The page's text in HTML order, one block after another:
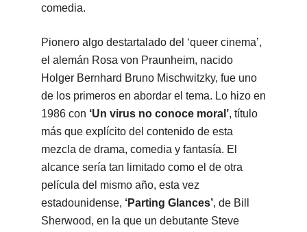
comedia.
Pionero algo destartalado del ‘queer cinema’,
el alemán Rosa von Praunheim, nacido
Holger Bernhard Bruno Mischwitzky, fue uno
de los primeros en abordar el tema. Lo hizo en
1986 con ‘Un virus no conoce moral’, título
más que explícito del contenido de esta
mezcla de drama, comedia y fantasía. El
alcance sería tan limitado como el de otra
película del mismo año, esta vez
estadounidense, ‘Parting Glances’, de Bill
Sherwood, en la que un debutante Steve